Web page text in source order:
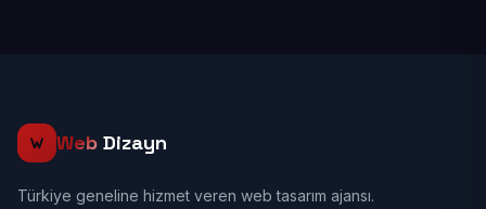
Web Dizayn
Türkiye geneline hizmet veren web tasarım ajansı.